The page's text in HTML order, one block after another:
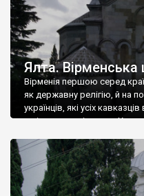
Ялта. Вірменська
Вірменія першою серед
як державну релігію, й на
українців, які усіх
є відданими вірянами